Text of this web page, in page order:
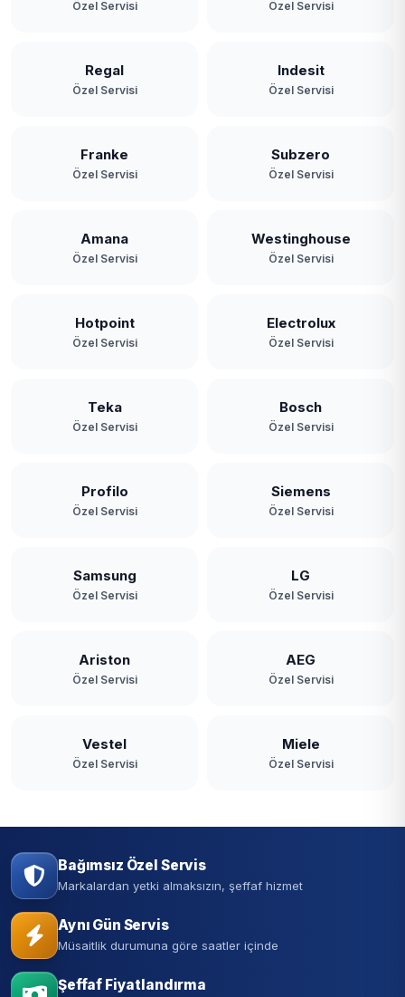
Özel Servisi Özel Servisi
Regal
Özel Servisi
Indesit
Özel Servisi
Franke
Özel Servisi
Subzero
Özel Servisi
Amana
Özel Servisi
Westinghouse
Özel Servisi
Hotpoint
Özel Servisi
Electrolux
Özel Servisi
Teka
Özel Servisi
Bosch
Özel Servisi
Profilo
Özel Servisi
Siemens
Özel Servisi
Samsung
Özel Servisi
LG
Özel Servisi
Ariston
Özel Servisi
AEG
Özel Servisi
Vestel
Özel Servisi
Miele
Özel Servisi
Bağımsız Özel Servis
Markalardan yetki almaksızın, şeffaf hizmet
Aynı Gün Servis
Müsaitlik durumuna göre saatler içinde
Şeffaf Fiyatlandırma